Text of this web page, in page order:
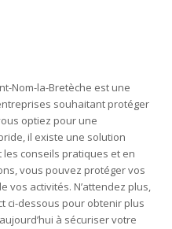
Nom-la-Bretèche est une
souhaitant protéger
optiez pour une
il existe une solution
conseils pratiques et en
vous pouvez protéger vos
vos activités. N’attendez plus,
ci-dessous pour obtenir plus
à sécuriser votre